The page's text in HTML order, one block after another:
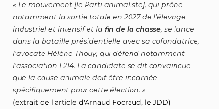
Le mouvement [le Parti animaliste], qui prône
notamment la sortie totale en 2027 de l'élevage
industriel et intensif et lafin de la chasse, se lance
dans la bataille présidentielle avec sa cofondatrice,
l'avocate Hélène Thouy, qui défend notamment
l'association L214. La candidate se dit convaincue
que la cause animale doit être incarnée
spécifiquement pour cette élection.
(extrait de l'article d'Arnaud Focraud, le JDD)